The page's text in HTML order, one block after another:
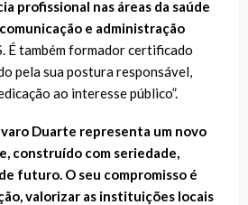
profissional nas áreas da saúde
e administração
É tambémformador certificado
pela sua postura responsável,
ao interesse público”.
Duarte representa um novo
construído com seriedade,
futuro. O seu compromisso é
valorizar as instituições locais